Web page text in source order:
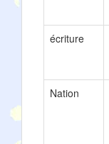
écriture
Nation